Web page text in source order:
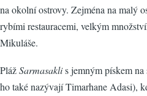
na okolní ostrovy. Zejména na malý
rybími restauracemi, velkým
Mikuláše.
PlážSarmasaklis jemným pískem na
ho také nazývají Timarhane Adasi),